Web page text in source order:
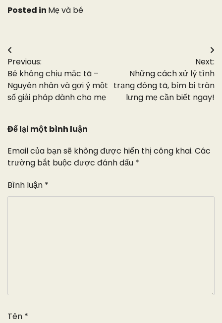
Posted in Mẹ và bé
Điều
hướng
bài
viết
Previous:
Bé không chịu mặc tã –
Nguyên nhân và gợi ý một
số giải pháp dành cho mẹ
Next:
Những cách xử lý tình
trạng đóng tã, bỉm bị tràn
lưng mẹ cần biết ngay!
Để lại một bình luận
Email của bạn sẽ không được hiển thị công khai. Các
trường bắt buộc được đánh dấu *
Bình luận *
Tên *